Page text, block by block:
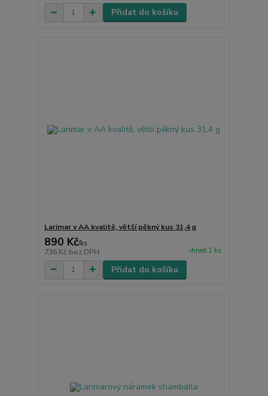
Přidat do košíku
Larimar v AA kvalitě, větší pěkný kus 31,4 g
890 Kč/ks
736 Kč bez DPH ihned 1 ks
Přidat do košíku